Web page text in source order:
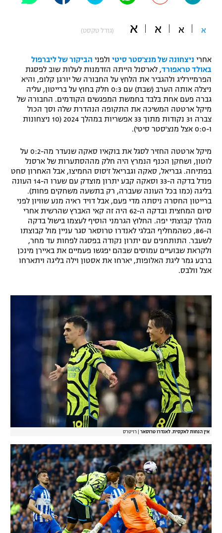
תקנון משתתפים וזוכים בפרסים
תקנון עבור פעילות אלקטרה
תקנון עבור פעילות ספורט 1 – "מרלן"
טניס
גיימינג E-Sports
תנאי שימוש
מדיניות פרטיות
תקנון פעילות ספורט 1
רשיון להקרנה פומבית לבית עסק
הצטרפות לחבילת הערוצים
תגיות
המגזין
כדורמים
פוטבול אמריקאי NFL
בייסבול MLB
אומנויות לחימה
גיימינג E-Sports
א א א א (גודל טקסט)
אחרי ניצחונה של מנצ'סטר סיטי ולפני הביקור של ליברפול
באולד טראפורד, לארסנל הייתה הזדמנות לעלות שוב לפסגת
הפרמיירליג ולהגביר את הלחץ על החבורה של יורגן קלופ, והיא
ניצלה אותה הערב (שבת) עם 0:3 חלק בחוץ על ברייטון, עליה
גברה פעם אחת בלבד בחמשת המפגשים הקודמים. החבורה של
מיקל ארטטה המשיכה את התקופה הנהדרת שלה וסך הכול
צברה 31 נקודות מתוך 33 אפשריות במהלך 2024 (10 ניצחונות
ו-0:0 אצל מנצ'סטר סיטי).
מיקל ארטטה החזיר לסגל את בוקאיו סאקה שנעדר מה-0:2 על
לוטון, ושחקן הכנף הנמרץ היה חלק מההסתערות של ארסנל
בפתיחה. גבריאל, סאקה וגבריאל ז'סוס החמיצו, אבל האחרון סחט
פנדל בדקה ה-33 וסאקה קבע יתרון מוצדק עם שערו ה-14 העונה
בליגה (כמו בכל העונה שעברה, רק בתשעה משחקים פחות).
ברייטון החסרה ניסתה מדי פעם, אבל דויד ראיה מנע שוויון לפני
סיום המחצית ובדקה ה-62 היה זה קאי האברץ שהרשית אחרי
מהלך קבוצתי יפה. החלוץ הגרמני הוסיף לעצמו בישול בדקה
ה-86, כשהמחליף הבלגי לאנדרו טרוסאר סגר עניין מול קבוצתו
לשעבר. התותחנים עם יתרון נקודה בפסגה לפחות עד מחר,
ולקראת שבועיים עמוסים שבהם יפגשו פעמיים את באיירן מינכן
ברבע גמר ליגת האלופות, יארחו את אסטון וילה בליגה ויתארחו
אצל וולבס.
אין הנחות לאקסית. לאנדרו טרוסאר רויטרס